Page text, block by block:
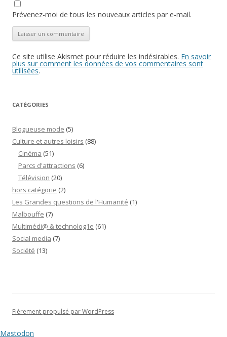
Prévenez-moi de tous les nouveaux articles par e-mail.
Ce site utilise Akismet pour réduire les indésirables. En savoir
plus sur comment les données de vos commentaires sont
utilisées.
CATÉGORIES
Blogueuse mode (5)
Culture et autres loisirs (88)
Cinéma (51)
Parcs d'attractions (6)
Télévision (20)
hors catégorie (2)
Les Grandes questions de l'Humanité (1)
Malbouffe (7)
Multimédi@ & technolog1e (61)
Social media (7)
Société (13)
Fièrement propulsé par WordPress
Mastodon